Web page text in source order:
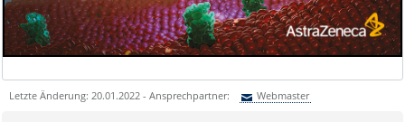
Letzte Änderung: 20.01.2022 - Ansprechpartner: Webmaster